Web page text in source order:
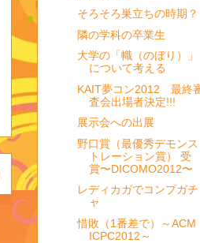
そろそろ巣立ちの時期？
隣の学科の卒業生
大学の「幟（のぼり）」
について考える
KAIT夢コン2012 最終
査会出場者決定!!!
展示会への出展
野口賞（最優秀デモンス
トレーション賞） 受
賞〜DICOMO2012〜
レディカガでコンプガチ
ャ
惜敗（1番差で）～ACM
ICPC2012～